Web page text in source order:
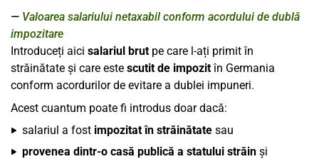
Valoarea salariului netaxabil conform acordului de dublă
impozitare
Introduceți aici salariul brutpe care l-ați primit în
străinătate și care este scutit de impozitîn Germania
conform acordurilor de evitare a dublei impuneri.
Acest cuantum poate fi introdus doar dacă:
salariul a fost impozitat în străinătate sau
provenea dintr-o casă publică a statului străin și